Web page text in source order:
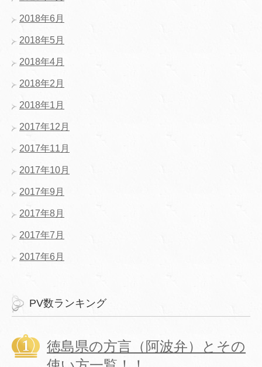
2018年6月
2018年5月
2018年4月
2018年2月
2018年1月
2017年12月
2017年11月
2017年10月
2017年9月
2017年8月
2017年7月
2017年6月
PV数ランキング
徳島県の方言（阿波弁）とその